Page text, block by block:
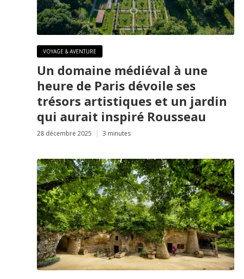
VOYAGE & AVENTURE
Un domaine médiéval à une
heure de Paris dévoile ses
trésors artistiques et un jardin
qui aurait inspiré Rousseau
28 décembre 2025 3 minutes